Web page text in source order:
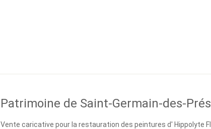
Patrimoine de Saint-Germain-des-
Vente caricative pour la restauration des peintures d' Hippolyte